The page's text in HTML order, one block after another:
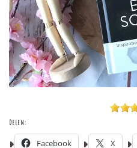
Delen:
Facebook X